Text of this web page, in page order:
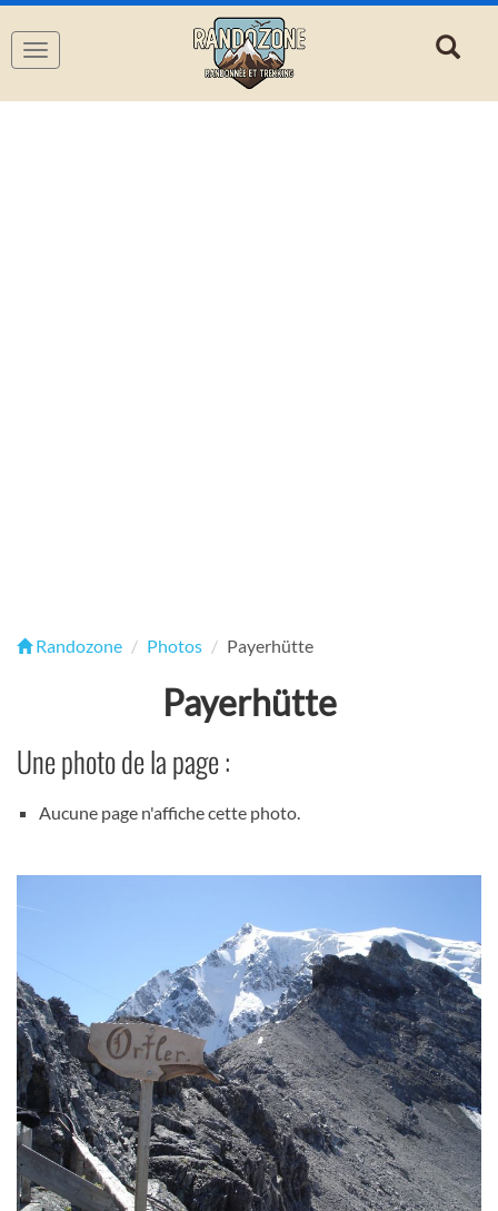
Navigation
Randozone Photos Payerhütte
Payerhütte
Une photo de la page :
Aucune page n'affiche cette photo.